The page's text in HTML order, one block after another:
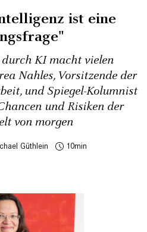
ist eine
KI macht vielen
Nahles, Vorsitzende der
und Spiegel-Kolumnist
und Risiken der
von morgen
Güthlein 10